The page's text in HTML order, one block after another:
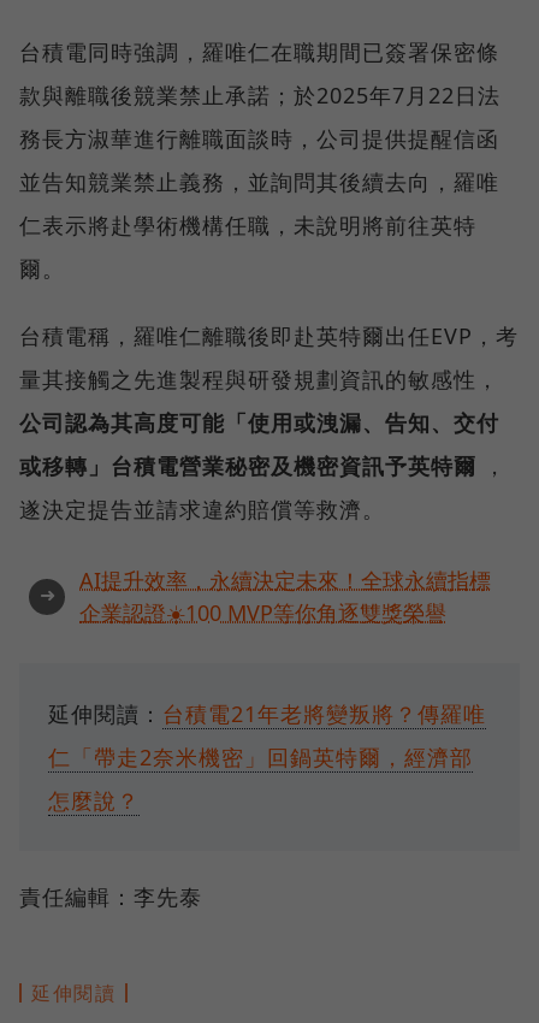
台積電同時強調，羅唯仁在職期間已簽署保密條
款與離職後競業禁止承諾；於2025年7月22日法
務長方淑華進行離職面談時，公司提供提醒信函
並告知競業禁止義務，並詢問其後續去向，羅唯
仁表示將赴學術機構任職，未說明將前往英特
爾。
台積電稱，羅唯仁離職後即赴英特爾出任EVP，考
量其接觸之先進製程與研發規劃資訊的敏感性，
公司認為其高度可能「使用或洩漏、告知、交付
或移轉」台積電營業秘密及機密資訊予英特爾 ，
遂決定提告並請求違約賠償等救濟。
➜
AI提升效率，永續決定未來！全球永續指標
企業認證☀️100 MVP等你角逐雙獎榮譽
延伸閱讀： 台積電21年老將變叛將？傳羅唯
仁「帶走2奈米機密」回鍋英特爾，經濟部
怎麼說？
責任編輯：李先泰
延伸閱讀